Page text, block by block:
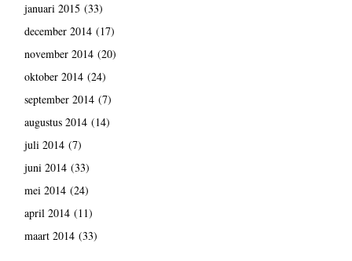
januari 2015 (33)
december 2014(17)
november 2014(20)
oktober 2014(24)
september 2014(7)
augustus 2014(14)
juli 2014(7)
juni 2014(33)
mei 2014(24)
april 2014(11)
maart 2014(33)